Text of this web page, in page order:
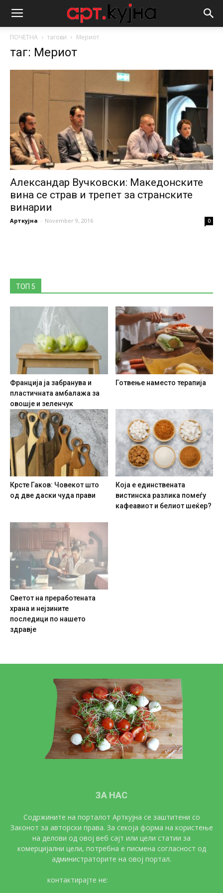
ПОЧЕТНА тагови Мериот
таг: Мериот
Александар Вучковски: Македонските
вина се страв и трепет за странските
винарии
Арткујна - November 9, 2016 0
ТОП 5
Франција ја забранува и
пластичната амбалажа за
овошје и зеленчук
Готвење наместо терапија
Крсте Гаков: Човекот што
од две даски чуда прави
Која е единствената
вистинска разлика помеѓу
кафеавиот и белиот шеќер?
Светот на преработената
храна и нејзините
последици по нашето
здравје
ЗА НАС
Содржините на порталот Арткујна се заштитени со
Законот за авторски права. За секоја форма на користење
на делови од овој веб сајт или цели статии за
комерцијални цели, потребна е писмена согласност од
администраторите на овој портал.
контактирајте не: